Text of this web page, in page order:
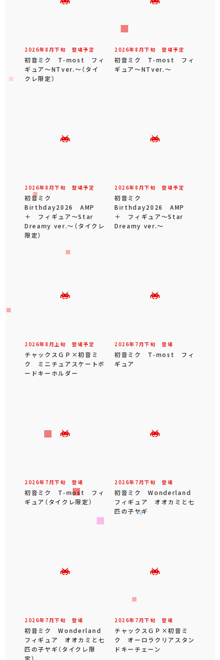
2026年8 月下旬 登場予定
初音ミク T-most フィ
ギュア～NTver.～（タイ
クレ限定）
2026年8 月下旬 登場予定
初音ミク T-most フィ
ギュア～NTver.～
2026年8 月下旬 登場予定
初音ミク
Birthday2026 AMP
＋ フィギュア～Star
Dreamy ver.～（タイクレ
限定）
2026年8 月下旬 登場予定
初音ミク
Birthday2026 AMP
＋ フィギュア～Star
Dreamy ver.～
2026年8 月 上旬 登場予定
チャックスＧＰ×初音ミ
ク ミニチュアスケートボ
ードキーホルダー
2026年 7 月下旬 登場
初音ミク T-most フィ
ギュア
2026年 7 月下旬 登場
初音ミク T-most フィ
ギュア（タイクレ限定）
2026年 7 月下旬 登場
初音ミク Wonderland
フィギュア オオカミと七
匹の子ヤギ
2026年 7 月下旬 登場
初音ミク Wonderland
フィギュア オオカミと七
匹の子ヤギ（タイクレ限
2026年 7 月下旬 登場
チャックスＧＰ×初音ミ
ク オーロラクリアスタン
ドキーチェーン